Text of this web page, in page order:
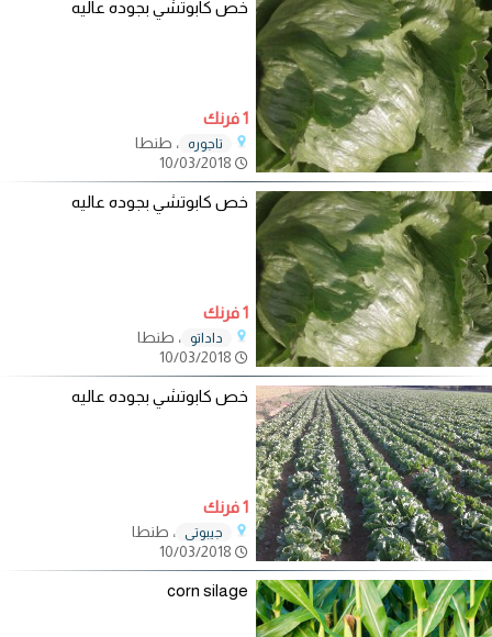
خص كابوتشي بجوده عاليه
1 فرنك
تاجوره
، طنطا
خص كابوتشي بجوده عاليه
1 فرنك
داداتو
، طنطا
خص كابوتشي بجوده عاليه
1 فرنك
جيبوتي
، طنطا
corn silage